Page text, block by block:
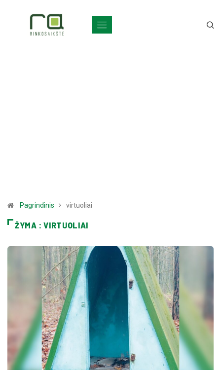
Pagrindinis virtuoliai
ŽYMA : VIRTUOLIAI